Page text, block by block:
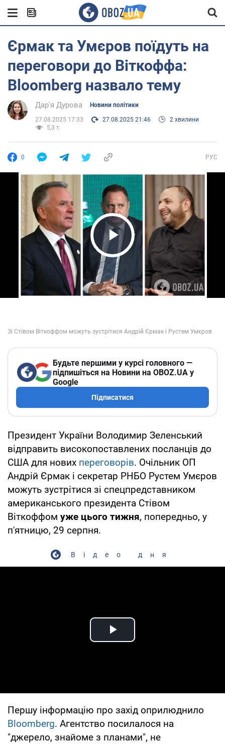
Єрмак та Умєров поїдуть на
переговори до Віткоффа:
Bloomberg назвало тему
Дар'я Дурова Новини політики
27.08.2025 17:33 27.08.2025 21:46
2 хвилини
5,3 т.
0 РУС
Play Video
Будьте першими у курсі головного —
підпишіться на Новини на OBOZ.UA у
Google
Підписатися
Президент України Володимир Зеленський
відправить високопоставлених посланців до
США для нових переговорів. Очільник ОП
Андрій Єрмак і секретар РНБО Рустем Умєров
можуть зустрітися зі спецпредставником
американського президента Стівом
Віткоффом уже цього тижня, попередньо, у
п'ятницю, 29 серпня.
Відео дня
Play Video
Першу інформацію про захід оприлюднило
Bloomberg. Агентство посилалося на
"джерело, знайоме з планами", не